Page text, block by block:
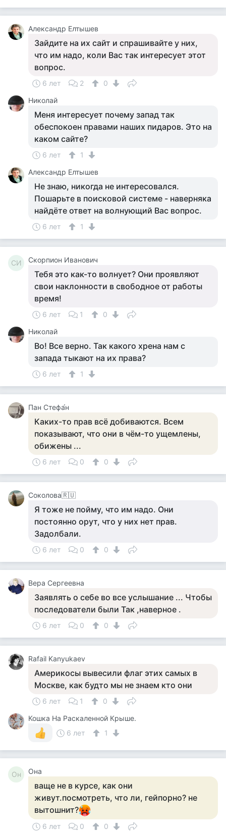
Александр Елтышев
Зайдите на их сайт и спрашивайте у них,
что им надо, коли Вас так интересует этот
вопрос.
6 лет 2
0
Николай
Меня интересует почему запад так
обеспокоен правами наших пидаров. Это на
каком сайте?
6 лет
1
Александр Елтышев
Не знаю, никогда не интересовался.
Пошарьте в поисковой системе - наверняка
найдёте ответ на волнующий Вас вопрос.
6 лет 1
СИ Скорпион Иванович
Тебя это как-то волнует? Они проявляют
свои наклонности в свободное от работы
время!
6 лет 1
0
Николай
Во! Все верно. Так какого хрена нам с
запада тыкают на их права?
6 лет 1
Пан Стефа́н
Каких-то прав всё добиваются. Всем
показывают, что они в чём-то ущемлены,
обижены ...
6 лет 0 0
Соколова🇷🇺
Я тоже не пойму, что им надо. Они
постоянно орут, что у них нет прав.
Задолбали.
6 лет 0 0
Вера Сергеевна
Заявлять о себе во все услышание ... Чтобы
последователи были Так ,наверное .
6 лет 0 0
Rafail Kanyukaev
Америкосы вывесили флаг этих самых в
Москве, как будто мы не знаем кто они
6 лет 1
0
Кошка На Раскаленной Крыше.
6 лет
1
Он Она
ваще не в курсе, как они
живут.посмотреть, что ли, гейпорно? не
вытошнит?
6 лет 0 0